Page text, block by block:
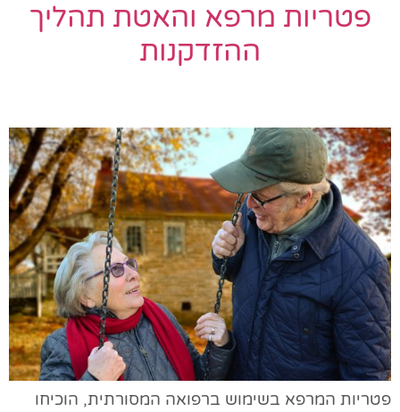
פטריות מרפא והאטת תהליך
ההזדקנות
פטריות המרפא בשימוש ברפואה המסורתית, הוכיחו